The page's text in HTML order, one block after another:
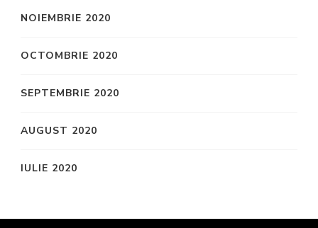
NOIEMBRIE 2020
OCTOMBRIE 2020
SEPTEMBRIE 2020
AUGUST 2020
IULIE 2020